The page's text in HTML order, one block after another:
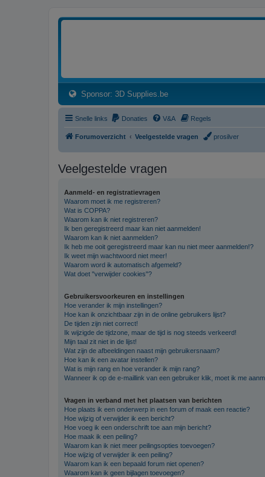
Sponsor: 3D Supplies.be(Opens a new tab)
Snelle links Donaties V&A Regels
Forumoverzicht Veelgestelde vragen prosilver
Veelgestelde vragen
Aanmeld- en registratievragen
Waarom moet ik me registreren?
Wat is COPPA?
Waarom kan ik niet registreren?
Ik ben geregistreerd maar kan niet aanmelden!
Waarom kan ik niet aanmelden?
Ik heb me ooit geregistreerd maar kan nu niet meer aanmelden!?
Ik weet mijn wachtwoord niet meer!
Waarom word ik automatisch afgemeld?
Wat doet "verwijder cookies"?
Gebruikersvoorkeuren en instellingen
Hoe verander ik mijn instellingen?
Hoe kan ik onzichtbaar zijn in de online gebruikers lijst?
De tijden zijn niet correct!
Ik wijzigde de tijdzone, maar de tijd is nog steeds verkeerd!
Mijn taal zit niet in de lijst!
Wat zijn de afbeeldingen naast mijn gebruikersnaam?
Hoe kan ik een avatar instellen?
Wat is mijn rang en hoe verander ik mijn rang?
Wanneer ik op de e-maillink van een gebruiker klik, moet ik me
Vragen in verband met het plaatsen van berichten
Hoe plaats ik een onderwerp in een forum of maak een reactie?
Hoe wijzig of verwijder ik een bericht?
Hoe voeg ik een onderschrift toe aan mijn bericht?
Hoe maak ik een peiling?
Waarom kan ik niet meer peilingsopties toevoegen?
Hoe wijzig of verwijder ik een peiling?
Waarom kan ik een bepaald forum niet openen?
Waarom kan ik geen bijlagen toevoegen?